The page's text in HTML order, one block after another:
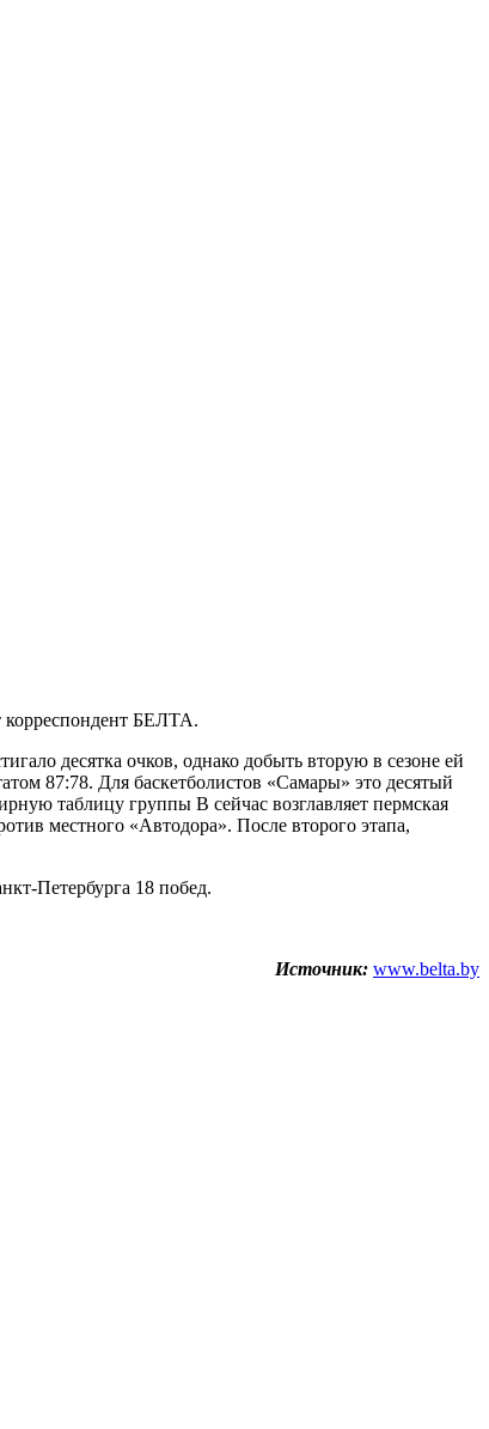
корреспондент БЕЛТА.
десятка очков, однако добыть вторую в сезоне ей
87:78. Для баскетболистов «Самары» это десятый
таблицу группы В сейчас возглавляет пермская
местного «Автодора». После второго этапа,
Петербурга 18 побед.
Источник: www.belta.by